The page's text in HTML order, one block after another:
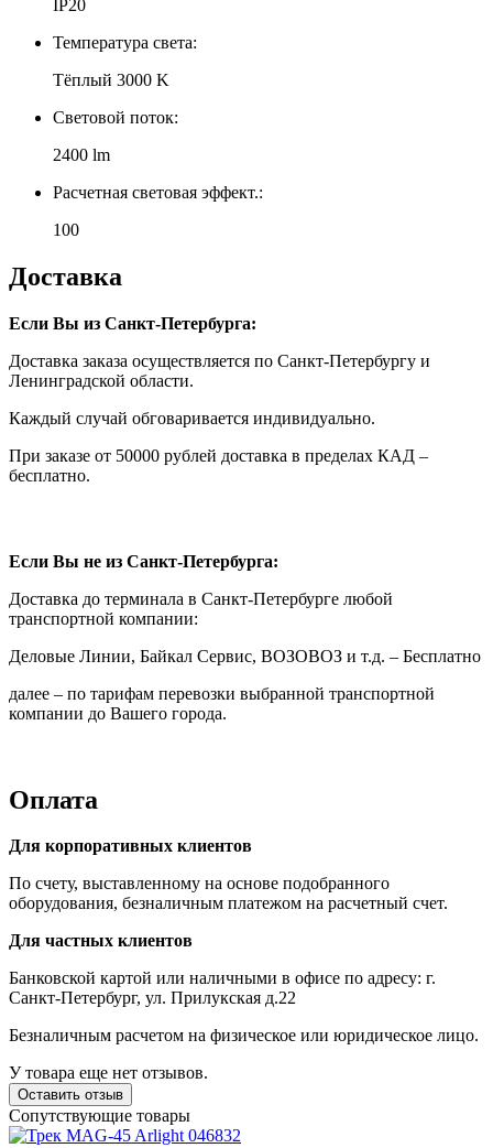
IP20
Температура света:
Тёплый 3000 K
Световой поток:
2400 lm
Расчетная световая эффект.:
100
Доставка
Если Вы из Санкт-Петербурга:
Доставка заказа осуществляется по Санкт-Петербургу и
Ленинградской области.
Каждый случай обговаривается индивидуально.
При заказе от 50000 рублей доставка в пределах КАД –
бесплатно.
Если Вы не из Санкт-Петербурга:
Доставка до терминала в Санкт-Петербурге любой
транспортной компании:
Деловые Линии, Байкал Сервис, ВОЗОВОЗ и т.д. – Бесплатно
далее – по тарифам перевозки выбранной транспортной
компании до Вашего города.
Оплата
Для корпоративных клиентов
По счету, выставленному на основе подобранного
оборудования, безналичным платежом на расчетный счет.
Для частных клиентов
Банковской картой или наличными в офисе по адресу: г.
Санкт-Петербург, ул. Прилукская д.22
Безналичным расчетом на физическое или юридическое лицо.
У товара еще нет отзывов.
Оставить отзыв
Сопутствующие товары